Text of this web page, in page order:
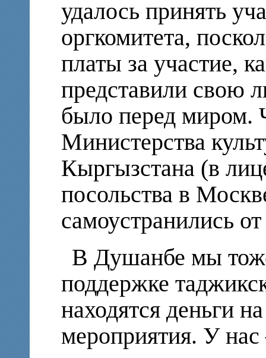
удалось принять
оргкомитета,
платы за участие,
представили свою
было перед миром.
Министерства
Кыргызстана (в
посольства в
самоустранились
В Душанбе мы
поддержке
находятся деньги
мероприятия. У нас